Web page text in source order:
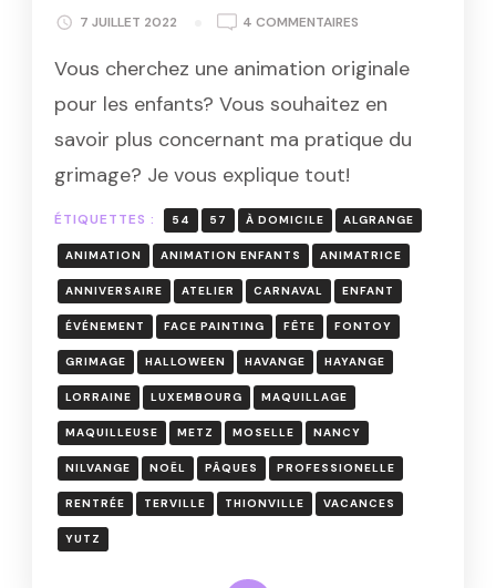
7 JUILLET 2022 4 COMMENTAIRES
POUR
ENFANTS:
MAQUILLAGE
EN
MOSELLE
Vous cherchez une animation originale
pour les enfants? Vous souhaitez en
savoir plus concernant ma pratique du
grimage? Je vous explique tout!
ÉTIQUETTES : 54 57 À DOMICILE ALGRANGE
ANIMATION ANIMATION ENFANTS ANIMATRICE
ANNIVERSAIRE ATELIER CARNAVAL ENFANT
ÉVÉNEMENT FACE PAINTING FÊTE FONTOY
GRIMAGE HALLOWEEN HAVANGE HAYANGE
LORRAINE LUXEMBOURG MAQUILLAGE
MAQUILLEUSE METZ MOSELLE NANCY
NILVANGE NOËL PÂQUES PROFESSIONELLE
RENTRÉE TERVILLE THIONVILLE VACANCES
YUTZ